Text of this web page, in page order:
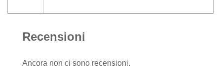
Recensioni
Ancora non ci sono recensioni.